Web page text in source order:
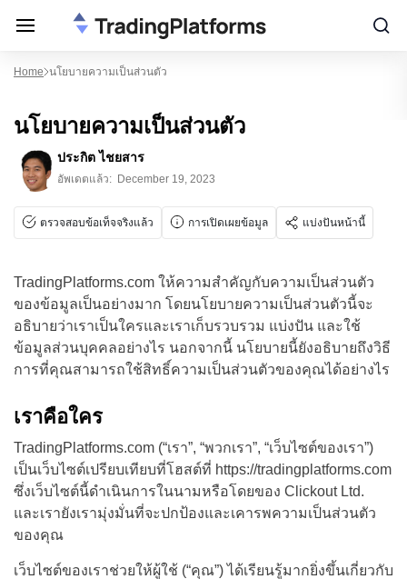
Home นโยบายความเป็นส่วนตัว
นโยบายความเป็นส่วนตัว
ประกิต ไชยสาร
อัพเดตแล้ว: December 19, 2023
ตรวจสอบข้อเท็จจริงแล้ว การเปิดเผยข้อมูล แบ่งปันหน้านี้
TradingPlatforms.com ให้ความสำคัญกับความเป็นส่วนตัว
ของข้อมูลเป็นอย่างมาก โดยนโยบายความเป็นส่วนตัวนี้จะ
อธิบายว่าเราเป็นใครและเราเก็บรวบรวม แบ่งปัน และใช้
ข้อมูลส่วนบุคคลอย่างไร นอกจากนี้ นโยบายนี้ยังอธิบายถึงวิธี
การที่คุณสามารถใช้สิทธิ์ความเป็นส่วนตัวของคุณได้อย่างไร
เราคือใคร
TradingPlatforms.com (“เรา”, “พวกเรา”, “เว็บไซต์ของเรา”)
เป็นเว็บไซต์เปรียบเทียบที่โฮสต์ที่ https://tradingplatforms.com
ซึ่งเว็บไซต์นี้ดำเนินการในนามหรือโดยของ Clickout Ltd.
และเรายังเรามุ่งมั่นที่จะปกป้องและเคารพความเป็นส่วนตัว
ของคุณ
เว็บไซต์ของเราช่วยให้ผู้ใช้ (“คุณ”) ได้เรียนรู้มากยิ่งขึ้นเกี่ยวกับ